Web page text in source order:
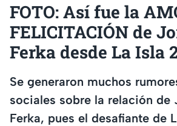
FOTO: Así fue la
FELICITACIÓN de
Ferka desde La Isla
Se generaron muchos
sociales sobre la relación de
Ferka, pues el desafiante de